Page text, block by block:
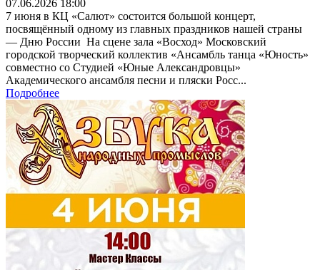
07.06.2026 18:00
7 июня в КЦ «Салют» состоится большой концерт,
посвящённый одному из главных праздников нашей страны
— Дню России На сцене зала «Восход» Московский
городской творческий коллектив «Ансамбль танца «Юность»
совместно со Студией «Юные Александровцы»
Академического ансамбля песни и пляски Росс...
Подробнее